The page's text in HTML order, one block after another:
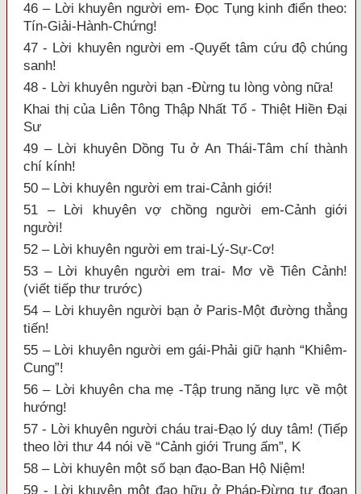
46 – Lời khuyên người em- Đọc Tụng kinh điển theo:
Tín-Giải-Hành-Chứng!
47 - Lời khuyên người em -Quyết tâm cứu độ chúng
sanh!
48 - Lời khuyên người bạn -Đừng tu lòng vòng nữa!
Khai thị của Liên Tông Thập Nhất Tổ - Thiệt Hiền Đại
Sư
49 – Lời khuyên Dồng Tu ở An Thái-Tâm chí thành
chí kính!
50 – Lời khuyên người em trai-Cảnh giới!
51 – Lời khuyên vợ chồng người em-Cảnh giới
người!
52 – Lời khuyên người em trai-Lý-Sự-Cơ!
53 – Lời khuyên người em trai- Mơ về Tiên Cảnh!
(viết tiếp thư trước)
54 – Lời khuyên người bạn ở Paris-Một đường thẳng
tiến!
55 – Lời khuyên người em gái-Phải giữ hạnh “Khiêm-
Cung”!
56 – Lời khuyên cha mẹ -Tập trung năng lực về một
hướng!
57 - Lời khuyên người cháu trai-Đạo lý duy tâm! (Tiếp
theo lời thư 44 nói về “Cảnh giới Trung ấm”, K
58 – Lời khuyên một số bạn đạo-Ban Hộ Niệm!
59 - Lời khuyên một đạo hữu ở Pháp-Đừng tự đoạn